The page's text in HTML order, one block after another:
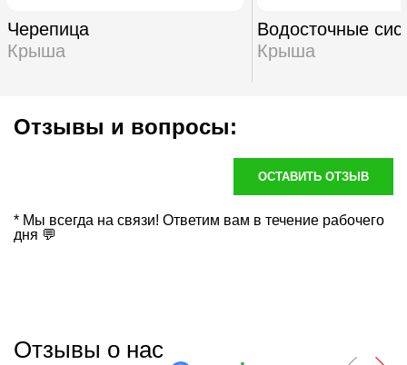
Черепица
Крыша
Водосточные
Крыша
Отзывы и вопросы:
ОСТАВИТЬ ОТЗЫВ
* Мы всегда на связи! Ответим вам в течение рабочего
дня 💬
Отзывы о нас